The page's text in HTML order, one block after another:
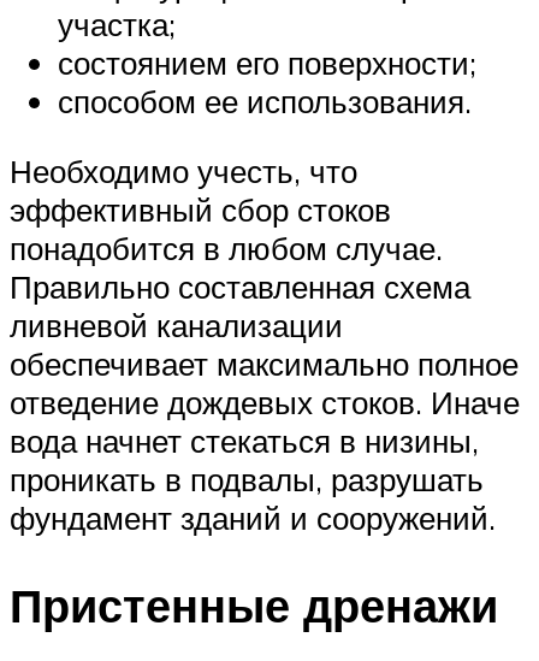
участка;
состоянием его поверхности;
способом ее использования.
Необходимо учесть, что
эффективный сбор стоков
понадобится в любом случае.
Правильно составленная схема
ливневой канализации
обеспечивает максимально полное
отведение дождевых стоков. Иначе
вода начнет стекаться в низины,
проникать в подвалы, разрушать
фундамент зданий и сооружений.
Пристенные дренажи